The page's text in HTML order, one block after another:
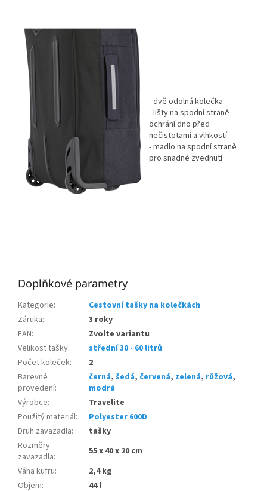
- dvě odolná kolečka
- lišty na spodní straně
ochrání dno před
nečistotami a vlhkostí
- madlo na spodní straně
pro snadné zvednutí
Doplňkové parametry
Kategorie:
Cestovní tašky na kolečkách
Záruka:
3 roky
EAN:
Zvolte variantu
Velikost tašky:
střední 30 - 60 litrů
Počet koleček:
2
Barevné
provedení:
černá, šedá, červená, zelená, růžová,
modrá
Výrobce:
Travelite
Použitý materiál:
Polyester 600D
Druh zavazadla:
tašky
Rozměry
zavazadla:
55 x 40 x 20 cm
Váha kufru:
2,4 kg
Objem:
44 l